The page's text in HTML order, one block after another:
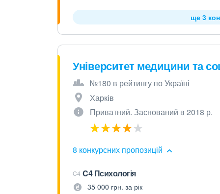
ще 3
Університет медицини та
№180 в рейтингу по Україні
Харків
Приватний. Заснований в 2018 р.
8 конкурсних пропозицій
C4 C4 Психологія
35 000 грн. за рік